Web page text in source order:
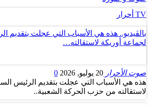
TV أحرار
بالڤيديو.. هذه هي الأسباب التي عجلت بتقديم
لجماعة أوريكة لاستقالته…
صوت الأحرار 20 يوليو, 2026
0
هذه هي الأسباب التي عجلت بتقديم الرئيس
لاستقالته من حزب الحركة الشعبية..